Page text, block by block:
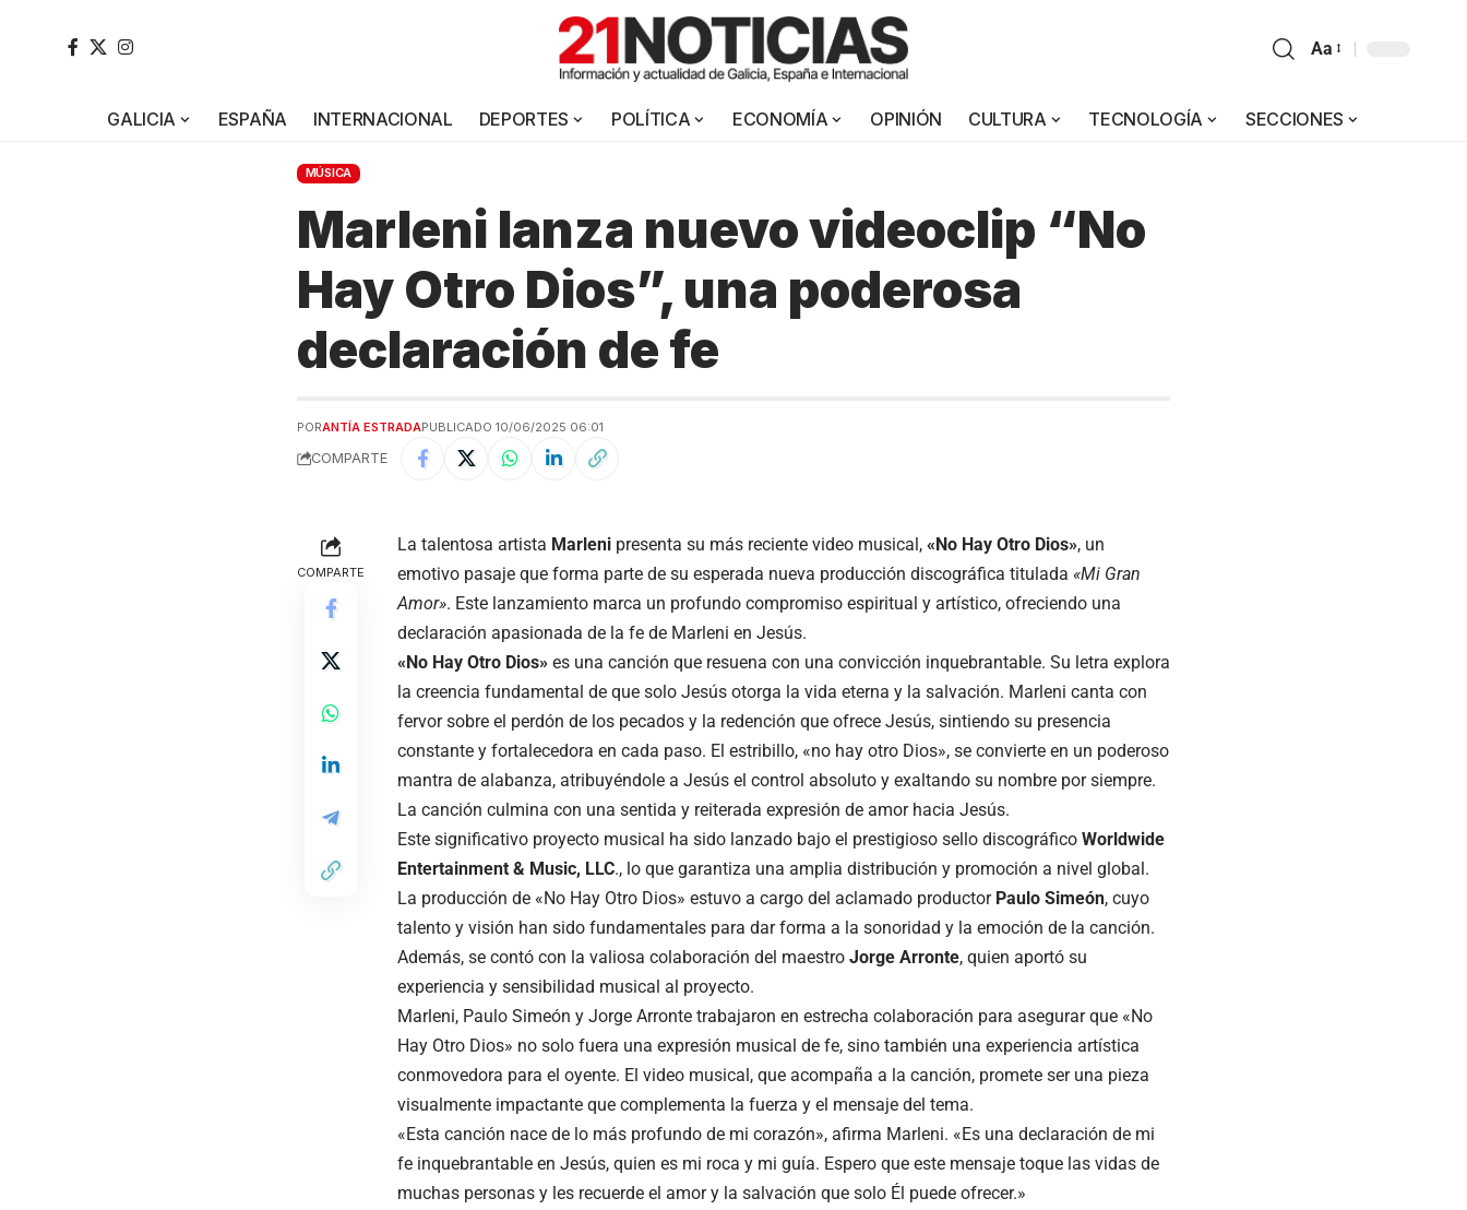
Aa
GALICIA ESPAÑA INTERNACIONAL DEPORTES POLÍTICA ECONOMÍA OPINIÓN CULTURA TECNOLOGÍA SECCIONES
MÚSICA
Marleni lanza nuevo videoclip “No
Hay Otro Dios”, una poderosa
declaración de fe
PORANTÍA ESTRADAPUBLICADO 10/06/2025 06:01
COMPARTE
COMPARTE
La talentosa artista Marleni presenta su más reciente video musical, «No Hay Otro Dios», un
emotivo pasaje que forma parte de su esperada nueva producción discográfica titulada «Mi Gran
Amor». Este lanzamiento marca un profundo compromiso espiritual y artístico, ofreciendo una
declaración apasionada de la fe de Marleni en Jesús.
«No Hay Otro Dios» es una canción que resuena con una convicción inquebrantable. Su letra explora
la creencia fundamental de que solo Jesús otorga la vida eterna y la salvación. Marleni canta con
fervor sobre el perdón de los pecados y la redención que ofrece Jesús, sintiendo su presencia
constante y fortalecedora en cada paso. El estribillo, «no hay otro Dios», se convierte en un poderoso
mantra de alabanza, atribuyéndole a Jesús el control absoluto y exaltando su nombre por siempre.
La canción culmina con una sentida y reiterada expresión de amor hacia Jesús.
Este significativo proyecto musical ha sido lanzado bajo el prestigioso sello discográfico Worldwide
Entertainment & Music, LLC., lo que garantiza una amplia distribución y promoción a nivel global.
La producción de «No Hay Otro Dios» estuvo a cargo del aclamado productor Paulo Simeón, cuyo
talento y visión han sido fundamentales para dar forma a la sonoridad y la emoción de la canción.
Además, se contó con la valiosa colaboración del maestro Jorge Arronte, quien aportó su
experiencia y sensibilidad musical al proyecto.
Marleni, Paulo Simeón y Jorge Arronte trabajaron en estrecha colaboración para asegurar que «No
Hay Otro Dios» no solo fuera una expresión musical de fe, sino también una experiencia artística
conmovedora para el oyente. El video musical, que acompaña a la canción, promete ser una pieza
visualmente impactante que complementa la fuerza y el mensaje del tema.
«Esta canción nace de lo más profundo de mi corazón», afirma Marleni. «Es una declaración de mi
fe inquebrantable en Jesús, quien es mi roca y mi guía. Espero que este mensaje toque las vidas de
muchas personas y les recuerde el amor y la salvación que solo Él puede ofrecer.»